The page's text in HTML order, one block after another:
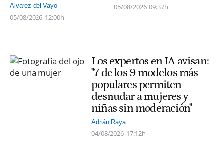
Alvarez del Vayo
05/08/2026 12:00h
05/08/2026 09:37h
Los expertos en IA avisan:
"7 de los 9 modelos más
populares permiten
desnudar a mujeres y
niñas sin moderación"
Adrián Raya
04/08/2026 17:12h